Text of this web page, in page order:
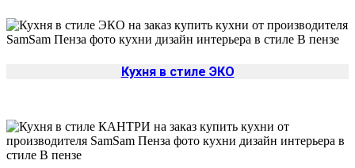
Кухня в стиле ЭКО